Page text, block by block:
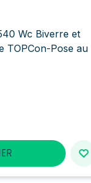
Wc Biverre et
TOPCon-Pose au